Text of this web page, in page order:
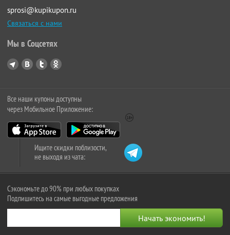
sprosi@kupikupon.ru
Связаться с нами
Мы в Соцсетях
Все наши купоны доступны
через Мобильное Приложение:
Ищите скидки поблизости,
не выходя из чата:
Сэкономьте до 90% при любых покупках
Подпишитесь на самые выгодные предложения